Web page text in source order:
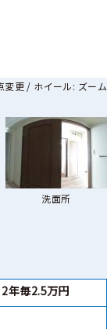
変更 / ホイール: ズーム
洗面所
年毎2.5万円